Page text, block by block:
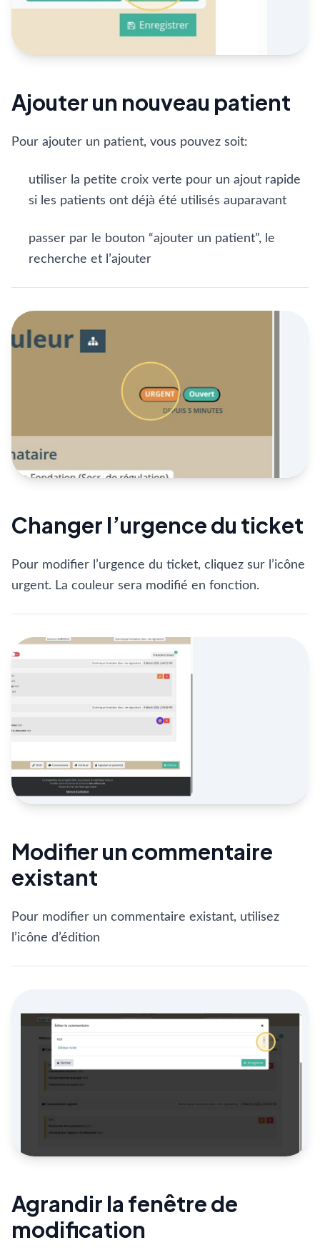
Ajouter un nouveau patient
Pour ajouter un patient, vous pouvez soit:
utiliser la petite croix verte pour un ajout rapide
si les patients ont déjà été utilisés auparavant
passer par le bouton “ajouter un patient”, le
recherche et l’ajouter
Changer l’urgence du ticket
Pour modifier l’urgence du ticket, cliquez sur l’icône
urgent. La couleur sera modifié en fonction.
Modifier un commentaire
existant
Pour modifier un commentaire existant, utilisez
l’icône d’édition
Agrandir la fenêtre de
modification